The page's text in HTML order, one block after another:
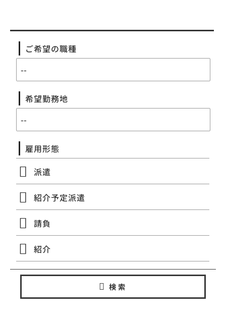
ご希望の職種
希望勤務地
雇用形態
派遣
紹介予定派遣
請負
紹介
検索